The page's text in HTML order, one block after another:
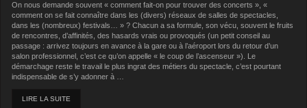
On nous demande souvent « comment fait-on pour trouver des concerts », «
comment on se fait connaître dans les (divers) réseaux de salles de spectacles,
dans les (nombreux) festivals… » ? Chacun a sa formule, son vécu, souvent le fruits
de rencontres, d’affinités, des hasards vrais ou provoqués (un petit conseil au
passage : arrivez toujours en avance à la gare ou à l’aéroport lors du retour d’un
salon professionnel, c’est ce qu’on appelle « le coup de l’ascenseur »). Le
démarchage reste le travail le plus ingrat des métiers du spectacle, c’est pourtant
indispensable de s’y adonner à …
LIRE LA SUITE